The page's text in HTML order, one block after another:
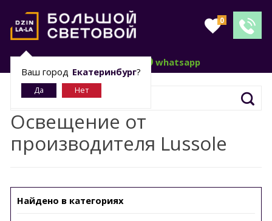
0
Ваш город Екатеринбург?
whatsapp
Освещение от
производителя Lussole
Найдено в категориях